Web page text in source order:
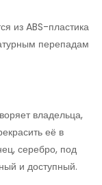
из ABS-пластика
перепадам
владельца,
её в
серебро, под
и доступный.